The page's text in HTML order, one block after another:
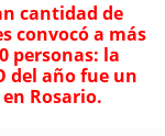
cantidad de
convocó a más
personas: la
del año fue un
Rosario.